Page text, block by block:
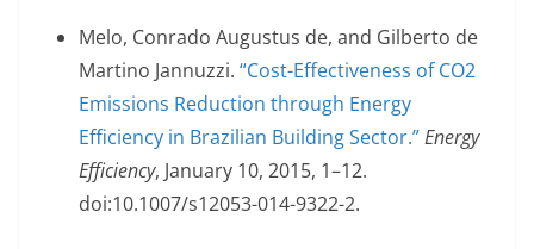
Melo, Conrado Augustus de, and Gilberto de
Martino Jannuzzi. “Cost-Effectiveness of CO2
Emissions Reduction through Energy
Efficiency in Brazilian Building Sector.”Energy
Efficiency, January 10, 2015, 1–12.
doi:10.1007/s12053-014-9322-2.